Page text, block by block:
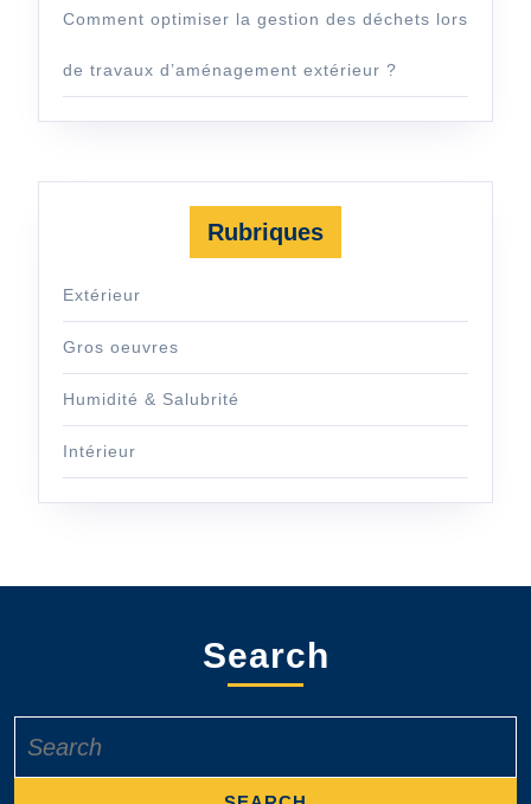
Comment optimiser la gestion des déchets lors
de travaux d’aménagement extérieur ?
Rubriques
Extérieur
Gros oeuvres
Humidité & Salubrité
Intérieur
Search
for: